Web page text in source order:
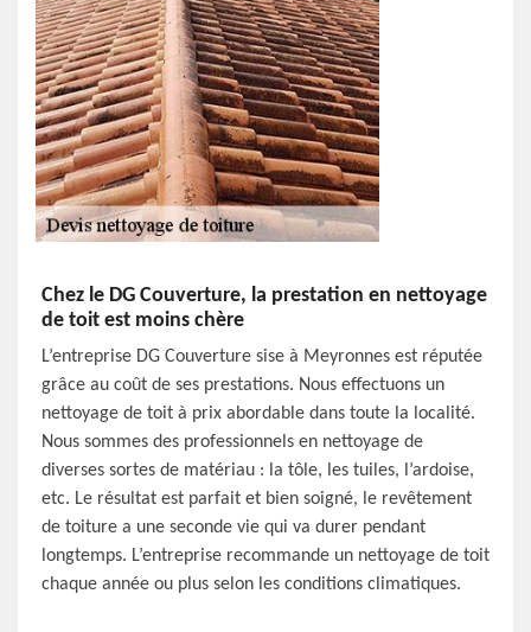
Chez le DG Couverture, la prestation en nettoyage
de toit est moins chère
L’entreprise DG Couverture sise à Meyronnes est réputée
grâce au coût de ses prestations. Nous effectuons un
nettoyage de toit à prix abordable dans toute la localité.
Nous sommes des professionnels en nettoyage de
diverses sortes de matériau : la tôle, les tuiles, l’ardoise,
etc. Le résultat est parfait et bien soigné, le revêtement
de toiture a une seconde vie qui va durer pendant
longtemps. L’entreprise recommande un nettoyage de toit
chaque année ou plus selon les conditions climatiques.